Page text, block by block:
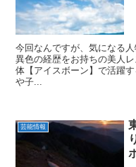
今回なんですが、気になる
異色の経歴をお持ちの美人
体【アイスボーン】で活躍
や子...
芸能情報